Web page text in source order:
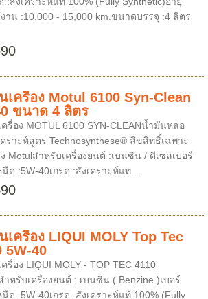
าน :10,000 - 15,000 km.ขนาดบรรจุ :4 ลิตร
เครื่อง Motul 6100 Syn-Clean
ขนาด 4 ลิตร
รื่อง MOTUL 6100 SYN-CLEANน้ำมันหล่อ
ราะห์สูตร Technosynthese® ลิขสิทธิ์เฉพาะ
Motulสำหรับเครื่องยนต์ :เบนซิน / ดีเซลเบอร์
ด :5W-40เกรด :สังเคราะห์แท...
เครื่อง LIQUI MOLY Top Tec
5W-40
รื่อง LIQUI MOLY - TOP TEC 4110
ำหรับเครื่องยนต์ : เบนซิน ( Benzine )เบอร์
ด :5W-40เกรด :สังเคราะห์แท้ 100% (Fully